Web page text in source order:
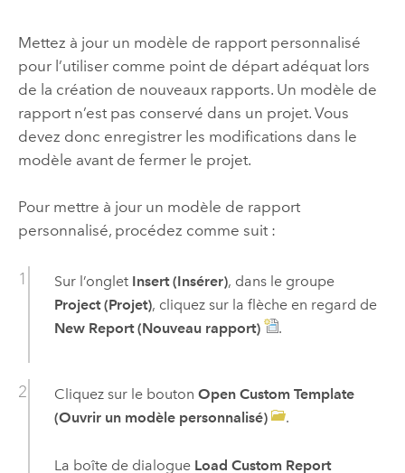
Mettez à jour un modèle de rapport personnalisé
pour l’utiliser comme point de départ adéquat lors
de la création de nouveaux rapports. Un modèle de
rapport n’est pas conservé dans un projet. Vous
devez donc enregistrer les modifications dans le
modèle avant de fermer le projet.
Pour mettre à jour un modèle de rapport
personnalisé, procédez comme suit :
Sur l’onglet Insert (Insérer), dans le groupe
Project (Projet), cliquez sur la flèche en regard de
New Report (Nouveau rapport)
.
Cliquez sur le bouton Open Custom Template
(Ouvrir un modèle personnalisé)
.
La boîte de dialogue Load Custom Report